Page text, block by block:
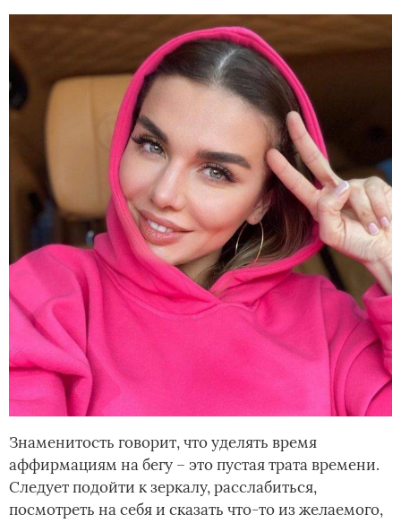
Знаменитость говорит, что уделять время
аффирмациям на бегу – это пустая трата времени.
Следует подойти к зеркалу, расслабиться,
посмотреть на себя и сказать что-то из желаемого,